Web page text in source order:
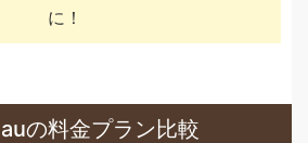
に！
の料金プラン比較